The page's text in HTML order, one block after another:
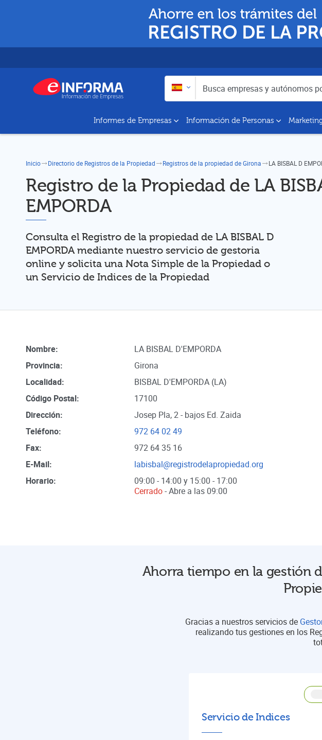
Informes de Empresas Información de Personas
Inicio Directorio de Registros de la Propiedad Registros de la propiedad de Girona LA BISBAL D
Registro de la Propiedad de LA
EMPORDA
Consulta el Registro de la propiedad de LA BISBAL D
EMPORDA mediante nuestro servicio de gestoria
online y solicita una Nota Simple de la Propiedad o
un Servicio de Indices de la Propiedad
Nombre:
LA BISBAL D'EMPORDA
Provincia:
Girona
Localidad:
BISBAL D'EMPORDA (LA)
Código Postal:
17100
Dirección:
Josep Pla, 2 - bajos Ed. Zaida
Teléfono:
972 64 02 49
Fax:
972 64 35 16
E-Mail:
labisbal@registrodelapropiedad.org
Horario:
09:00 - 14:00 y 15:00 - 17:00
Cerrado- Abre a las 09:00
Ahorra tiempo en la gestión
Gracias a nuestros servicios de
realizando tus gestiones en los
Servicio de Indices